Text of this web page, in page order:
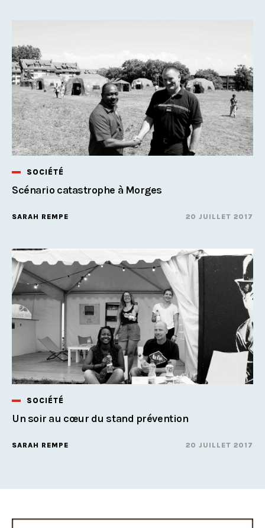
SOCIÉTÉ
Scénario catastrophe à Morges
SARAH REMPE 20 JUILLET 2017
SOCIÉTÉ
Un soir au cœur du stand prévention
SARAH REMPE 20 JUILLET 2017